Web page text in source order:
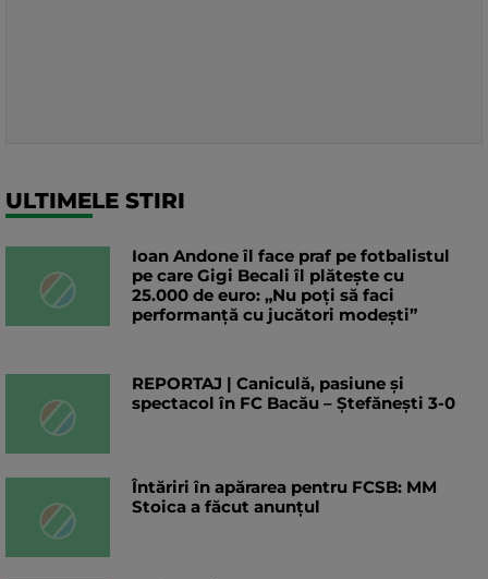
ULTIMELE STIRI
Ioan Andone îl face praf pe fotbalistul
pe care Gigi Becali îl plătește cu
25.000 de euro: „Nu poți să faci
performanță cu jucători modești”
REPORTAJ | Caniculă, pasiune și
spectacol în FC Bacău – Ștefănești 3-0
Întăriri în apărarea pentru FCSB: MM
Stoica a făcut anunțul